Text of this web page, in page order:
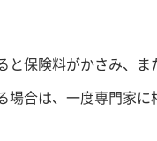
と保険料がかさみ、
場合は、一度専門家に